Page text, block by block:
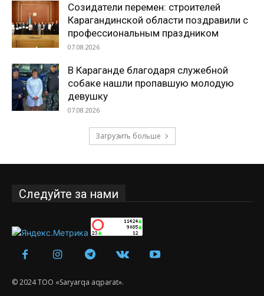
Созидатели перемен: строителей
Карагандинской области поздравили с
профессиональным праздником
07.08.2026
В Караганде благодаря служебной
собаке нашли пропавшую молодую
девушку
07.08.2026
Загрузить больше
Следуйте за нами
© 2024 ТОО «Saryarqa aqparat».